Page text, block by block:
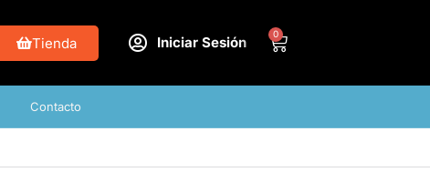
Tienda Iniciar Sesión
0
Contacto